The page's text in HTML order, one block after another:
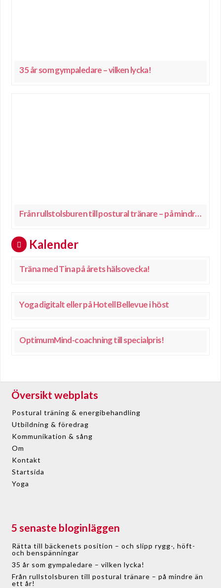
35 år som gympaledare – vilken lycka!
Från rullstolsburen till postural tränare – på mindre än ett år!
Kalender
Träna med Tina på årets hälsovecka!
Yoga digitalt eller på Hotell Bellevue i höst
OptimumMind-coachning till specialpris!
Översikt webplats
Postural träning & energibehandling
Utbildning & föredrag
Kommunikation & sång
Om
Kontakt
Startsida
Yoga
5 senaste bloginläggen
Rätta till bäckenets position – och slipp rygg-, höft-
och benspänningar
35 år som gympaledare – vilken lycka!
Från rullstolsburen till postural tränare – på mindre än
ett år!